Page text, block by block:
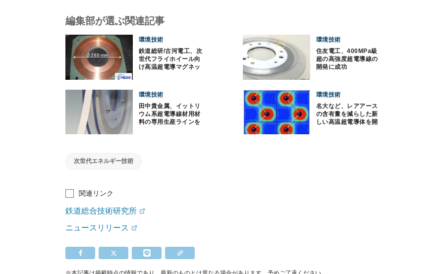
編集部が選ぶ関連記事
環境技術
鉄道総研/古河電工、次
世代フライホイール向
け高温超電導マグネッ
環境技術
住友電工、400MPa級
超の高強度超電導線の
開発に成功
環境技術
田中貴金属、イットリ
ウム系超電導線材用材
料の専用生産ラインを
環境技術
名大など、レアアース
の含有量を減らした新
しい高温超電導体を開
次世代エネルギー技術
関連リンク
鉄道総合技術研究所
ニュースリリース